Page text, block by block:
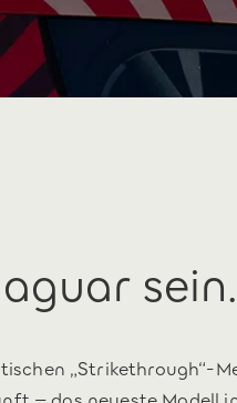
sein.
„Strikethrough“-